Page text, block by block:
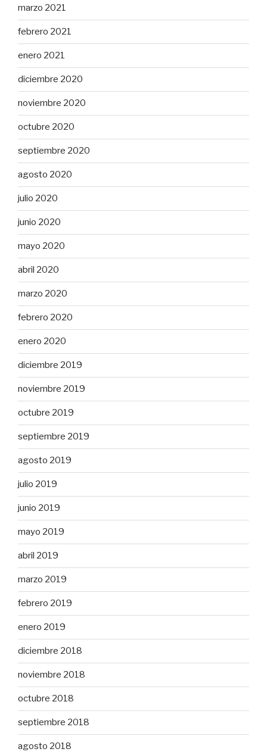
marzo 2021
febrero 2021
enero 2021
diciembre 2020
noviembre 2020
octubre 2020
septiembre 2020
agosto 2020
julio 2020
junio 2020
mayo 2020
abril 2020
marzo 2020
febrero 2020
enero 2020
diciembre 2019
noviembre 2019
octubre 2019
septiembre 2019
agosto 2019
julio 2019
junio 2019
mayo 2019
abril 2019
marzo 2019
febrero 2019
enero 2019
diciembre 2018
noviembre 2018
octubre 2018
septiembre 2018
agosto 2018